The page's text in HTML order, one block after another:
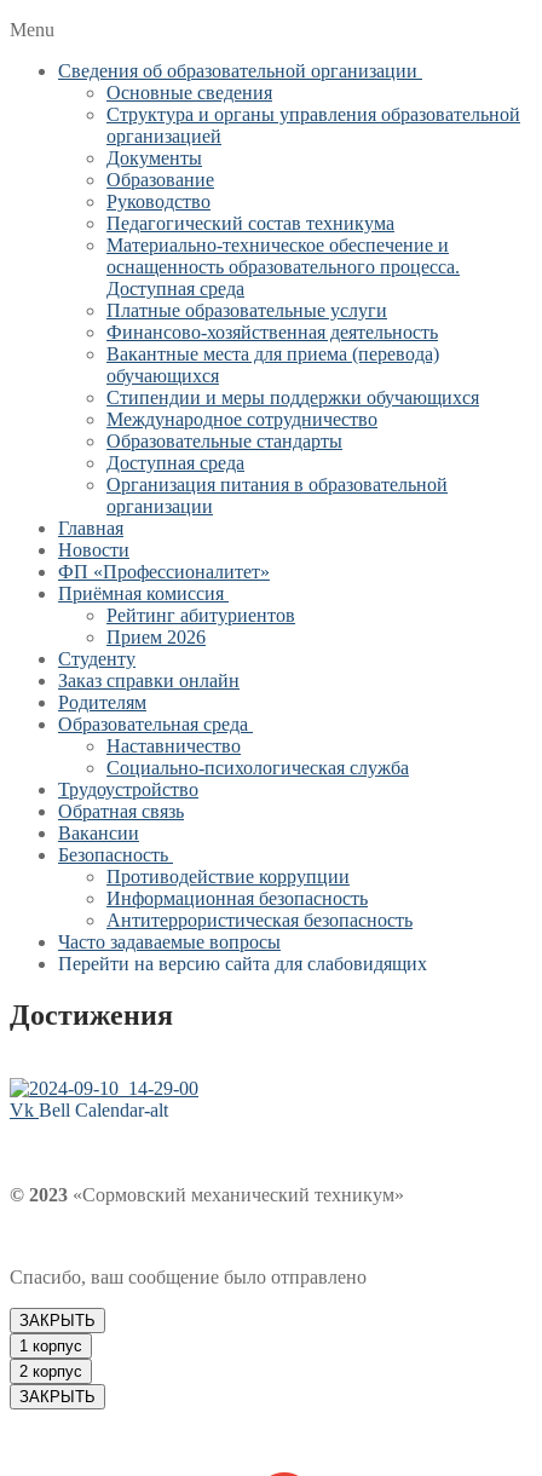
Menu
Сведения об образовательной организации
Основные сведения
Структура и органы управления образовательной
организацией
Документы
Образование
Руководство
Педагогический состав техникума
Материально-техническое обеспечение и
оснащенность образовательного процесса.
Доступная среда
Платные образовательные услуги
Финансово-хозяйственная деятельность
Вакантные места для приема (перевода)
обучающихся
Стипендии и меры поддержки обучающихся
Международное сотрудничество
Образовательные стандарты
Доступная среда
Организация питания в образовательной
организации
Главная
Новости
ФП «Профессионалитет»
Приёмная комиссия
Рейтинг абитуриентов
Прием 2026
Студенту
Заказ справки онлайн
Родителям
Образовательная среда
Наставничество
Социально-психологическая служба
Трудоустройство
Обратная связь
Вакансии
Безопасность
Противодействие коррупции
Информационная безопасность
Антитеррористическая безопасность
Часто задаваемые вопросы
Перейти на версию сайта для слабовидящих
Достижения
Vk Bell Calendar-alt
© 2023 «Сормовский механический техникум»
Спасибо, ваш сообщение было отправлено
ЗАКРЫТЬ
1 корпус
2 корпус
ЗАКРЫТЬ